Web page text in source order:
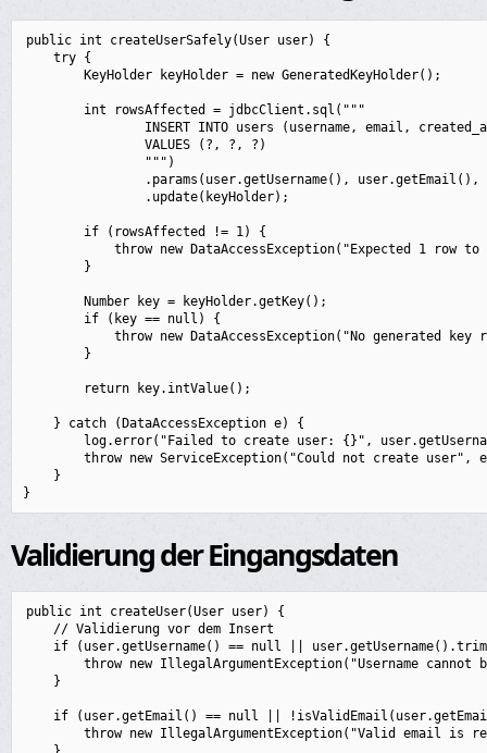
public int createUserSafely(User user) {
    try {
        KeyHolder keyHolder = new GeneratedKeyHolder();
        int rowsAffected = jdbcClient.sql("""
INSERT INTO users (username, email,
                VALUES (?, ?, ?)
                """)
.params(user.getUsername(), user.getEmail(),
                .update(keyHolder);
        if (rowsAffected != 1) {
throw new DataAccessException("Expected 1 row
        }
        Number key = keyHolder.getKey();
        if (key == null) {
throw new DataAccessException("No generated key
        }
        return key.intValue();
    } catch (DataAccessException e) {
log.error("Failed to create user: {}",
throw new ServiceException("Could not create user",
    }
Validierung der Eingangsdaten
public int createUser(User user) {
    // Validierung vor dem Insert
if (user.getUsername() == null ||
throw new IllegalArgumentException("Username cannot
    }
if (user.getEmail() == null ||
throw new IllegalArgumentException("Valid email is